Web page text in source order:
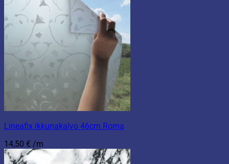
Lineafix ikkunakalvo 46cm Roma
14,50 € /m